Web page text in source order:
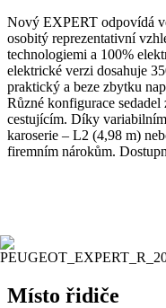
Nový EXPERT odpovídá
osobitý reprezentativní
technologiemi a 100%
elektrické verzi dosahuje
praktický a beze zbytku
Různé konfigurace
cestujícím. Díky
karoserie – L2 (4,98 m)
firemním nárokům.
Místo řidiče